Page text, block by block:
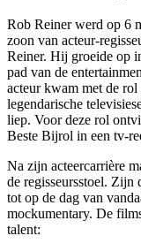
Rob Reiner werd op 6
zoon van acteur-
Reiner. Hij groeide op
pad van de
acteur kwam met de
legendarische
liep. Voor deze rol
Beste Bijrol in een tv-
Na zijn acteercarrière
de regisseursstoel. Zijn
tot op de dag van
mockumentary. De
talent: